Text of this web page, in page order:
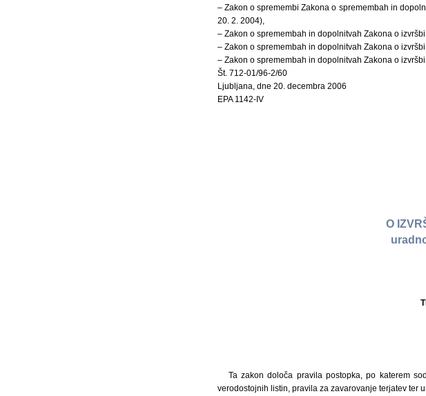
– Zakon o spremembi Zakona o spremembah in
20. 2. 2004),
– Zakon o spremembah in dopolnitvah Zakona o
– Zakon o spremembah in dopolnitvah Zakona o
– Zakon o spremembah in dopolnitvah Zakona o
Št. 712-01/96-2/60
Ljubljana, dne 20. decembra 2006
EPA 1142-IV
O
Ta zakon določa pravila postopka, po katerem
verodostojnih listin, pravila za zavarovanje terjatev ter